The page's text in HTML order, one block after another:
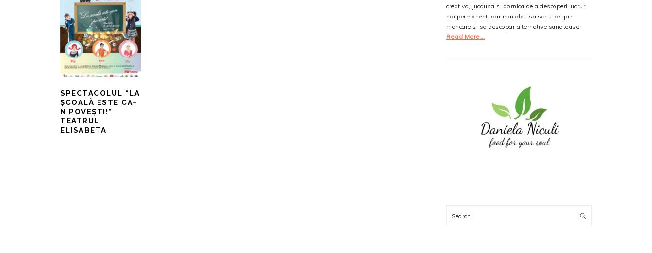
SPECTACOLUL “LA
ȘCOALĂ ESTE CA-
N POVEȘTI!”
TEATRUL
ELISABETA
creativa, jucausa si dornica de a descoperi lucruri
noi permanent, dar mai ales sa scriu despre
mancare si sa descopar alternative sanatoase.
Read More…
Search